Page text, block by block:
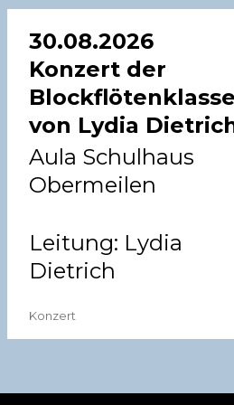
30.08.2026
Konzert der
Blockflötenklasse
von Lydia
Aula Schulhaus
Obermeilen
Leitung: Lydia
Dietrich
Konzert